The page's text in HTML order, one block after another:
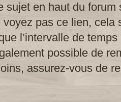
sujet en haut du forum
pas ce lien, cela
l’intervalle de
possible de
assurez-vous de